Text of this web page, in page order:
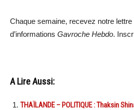
Chaque semaine, recevez notre lettre
d’informations Gavroche Hebdo.
A Lire Aussi:
THAÏLANDE – POLITIQUE : Thaksin